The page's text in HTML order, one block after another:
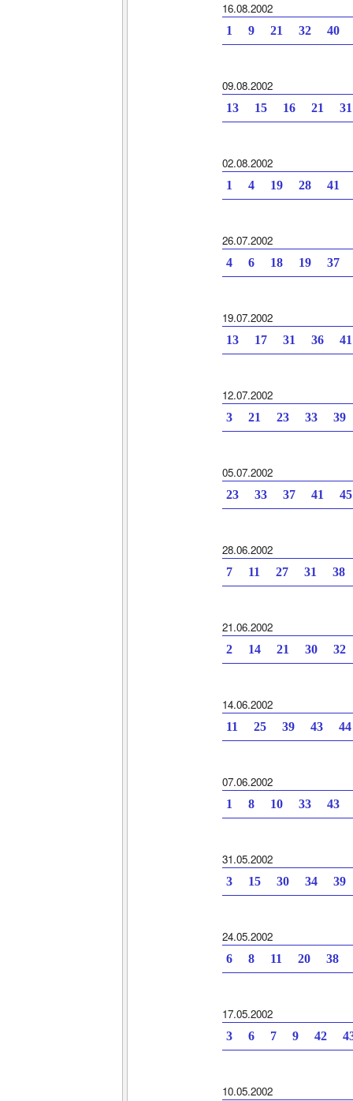
16.08.2002
1 9 21 32 40
09.08.2002
13 15 16 21
02.08.2002
1 4 19 28 41
26.07.2002
4 6 18 19 37
19.07.2002
13 17 31 36
12.07.2002
3 21 23 33 39
05.07.2002
23 33 37 41
28.06.2002
7 11 27 31 38
21.06.2002
2 14 21 30 32
14.06.2002
11 25 39 43
07.06.2002
1 8 10 33 43
31.05.2002
3 15 30 34 39
24.05.2002
6 8 11 20 38
17.05.2002
3 6 7 9 42
10.05.2002